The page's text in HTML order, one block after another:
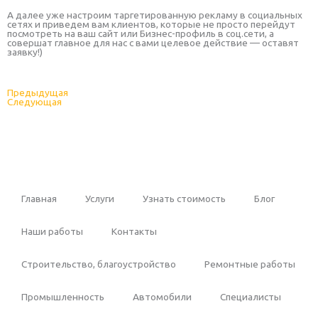
А далее уже настроим таргетированную рекламу в социальных
сетях и приведем вам клиентов, которые не просто перейдут
посмотреть на ваш сайт или Бизнес-профиль в соц.сети, а
совершат главное для нас с вами целевое действие — оставят
заявку!)
Prev
Предыдущая
Следующая
Next
Главная Услуги Узнать стоимость Блог
Наши работы Контакты
Строительство, благоустройство Ремонтные работы
Промышленность Автомобили Специалисты